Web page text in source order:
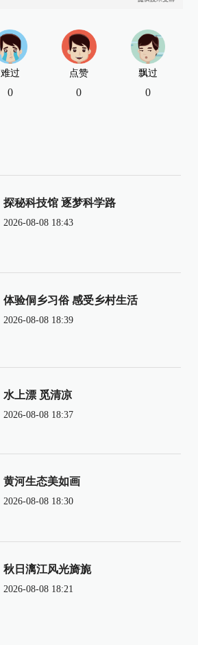
难过
0
点赞
0
飘过
0
探秘科技馆 逐梦科学路
2026-08-08 18:43
体验侗乡习俗 感受乡村生活
2026-08-08 18:39
水上漂 觅清凉
2026-08-08 18:37
黄河生态美如画
2026-08-08 18:30
秋日漓江风光旖旎
2026-08-08 18:21